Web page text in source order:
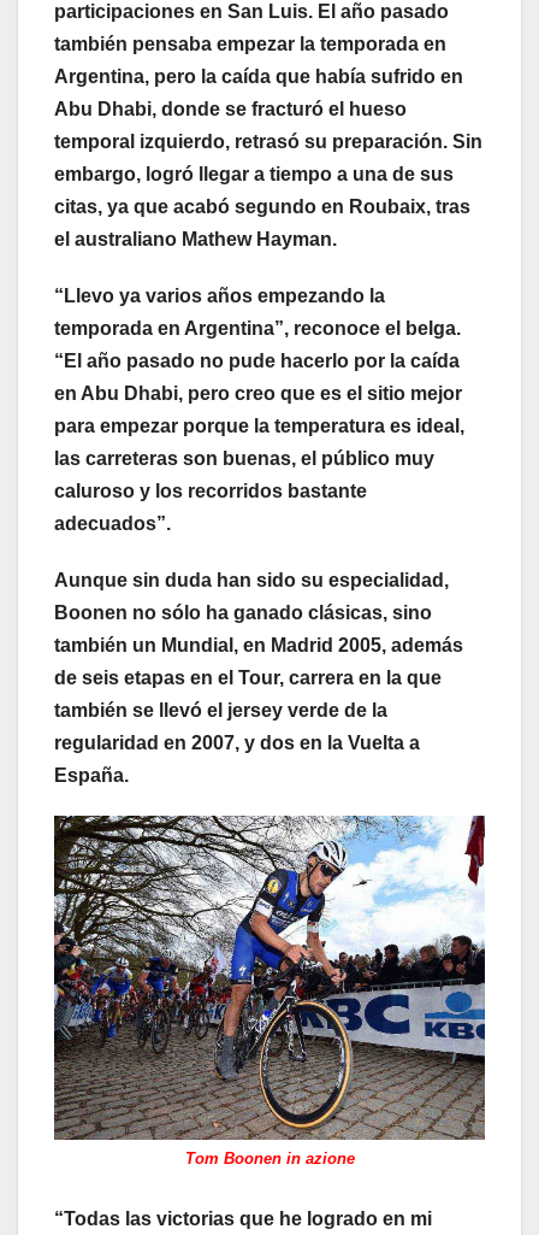
participaciones en San Luis. El año pasado
también pensaba empezar la temporada en
Argentina, pero la caída que había sufrido en
Abu Dhabi, donde se fracturó el hueso
temporal izquierdo, retrasó su preparación. Sin
embargo, logró llegar a tiempo a una de sus
citas, ya que acabó segundo en Roubaix, tras
el australiano Mathew Hayman.
“Llevo ya varios años empezando la
temporada en Argentina”, reconoce el belga.
“El año pasado no pude hacerlo por la caída
en Abu Dhabi, pero creo que es el sitio mejor
para empezar porque la temperatura es ideal,
las carreteras son buenas, el público muy
caluroso y los recorridos bastante
adecuados”.
Aunque sin duda han sido su especialidad,
Boonen no sólo ha ganado clásicas, sino
también un Mundial, en Madrid 2005, además
de seis etapas en el Tour, carrera en la que
también se llevó el jersey verde de la
regularidad en 2007, y dos en la Vuelta a
España.
Tom Boonen in azione
“Todas las victorias que he logrado en mi